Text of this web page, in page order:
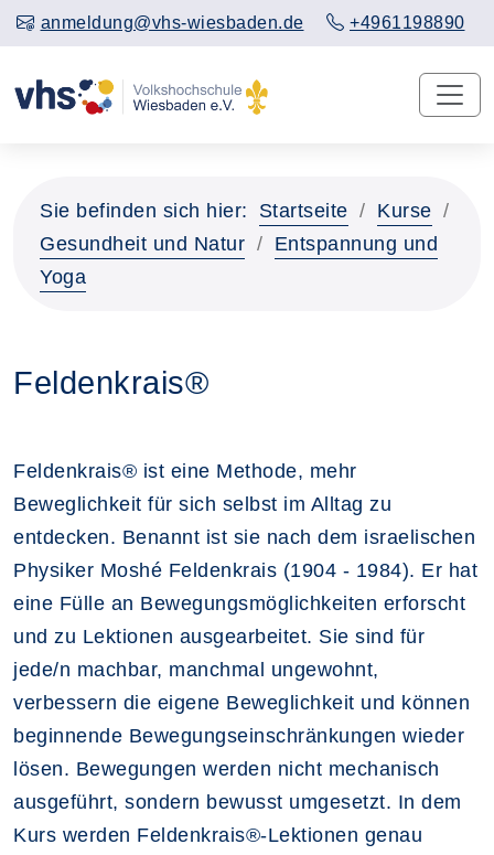
anmeldung@vhs-wiesbaden.de +4961198890
Sie befinden sich hier: Startseite
Kurse
Gesundheit und Natur
Entspannung und
Yoga
Feldenkrais®
Feldenkrais® ist eine Methode, mehr
Beweglichkeit für sich selbst im Alltag zu
entdecken. Benannt ist sie nach dem israelischen
Physiker Moshé Feldenkrais (1904 - 1984). Er hat
eine Fülle an Bewegungsmöglichkeiten erforscht
und zu Lektionen ausgearbeitet. Sie sind für
jede/n machbar, manchmal ungewohnt,
verbessern die eigene Beweglichkeit und können
beginnende Bewegungseinschränkungen wieder
lösen. Bewegungen werden nicht mechanisch
ausgeführt, sondern bewusst umgesetzt. In dem
Kurs werden Feldenkrais®-Lektionen genau